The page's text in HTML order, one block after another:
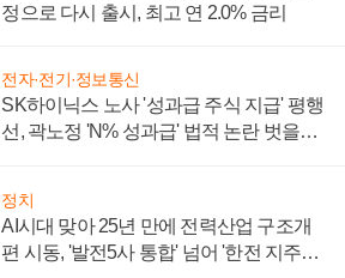
정으로 다시 출시, 최고 연 2.0% 금리
전자·전기·정보통신
SK하이닉스 노사 '성과급 주식 지급' 평행
선, 곽노정 'N% 성과급' 법적 논란 벗을지
정치
AI시대 맞아 25년 만에 전력산업 구조개
편 시동, '발전5사 통합' 넘어 '한전 지주사'